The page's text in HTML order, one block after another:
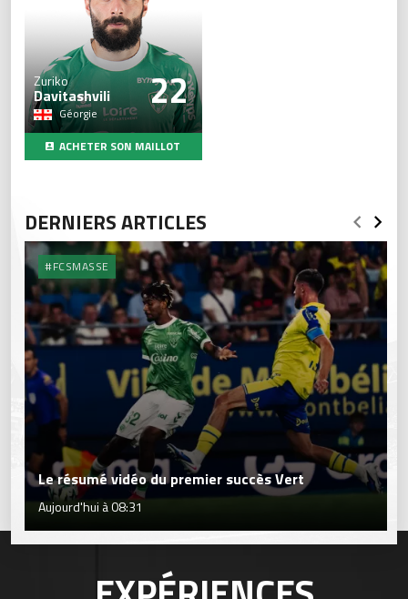
22
Zuriko
Davitashvili
Géorgie
ACHETER SON MAILLOT
DERNIERS ARTICLES
#FCSMASSE
Le résumé vidéo du premier succès Vert
Aujourd'hui à 08:31